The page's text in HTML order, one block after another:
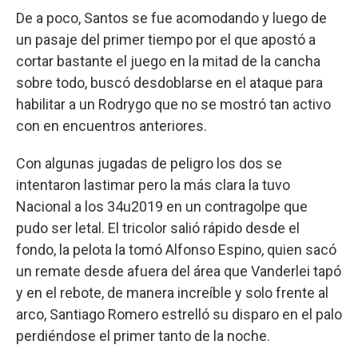
De a poco, Santos se fue acomodando y luego de
un pasaje del primer tiempo por el que apostó a
cortar bastante el juego en la mitad de la cancha
sobre todo, buscó desdoblarse en el ataque para
habilitar a un Rodrygo que no se mostró tan activo
con en encuentros anteriores.
Con algunas jugadas de peligro los dos se
intentaron lastimar pero la más clara la tuvo
Nacional a los 34u2019 en un contragolpe que
pudo ser letal. El tricolor salió rápido desde el
fondo, la pelota la tomó Alfonso Espino, quien sacó
un remate desde afuera del área que Vanderlei tapó
y en el rebote, de manera increíble y solo frente al
arco, Santiago Romero estrelló su disparo en el palo
perdiéndose el primer tanto de la noche.